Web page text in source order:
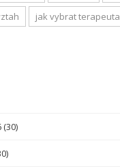
jak vybrat terapeuta
(30)